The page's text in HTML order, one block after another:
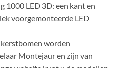
1000 LED 3D: een kant en
voorgemonteerde LED
kerstbomen worden
Montejaur en zijn van